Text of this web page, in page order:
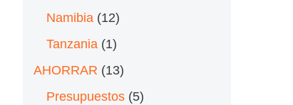
Namibia(12)
Tanzania(1)
AHORRAR (13)
Presupuestos(5)